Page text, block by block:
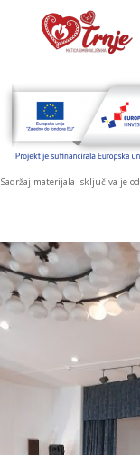
Sadržaj materijala isključiva je